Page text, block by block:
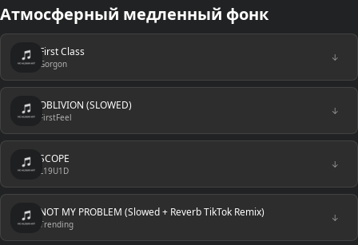
Атмосферный медленный фонк
First Class
Gorgon
↓
OBLIVION (SLOWED)
FirstFeel
↓
SCOPE
L19U1D
↓
NOT MY PROBLEM (Slowed + Reverb TikTok Remix)
Trending
↓